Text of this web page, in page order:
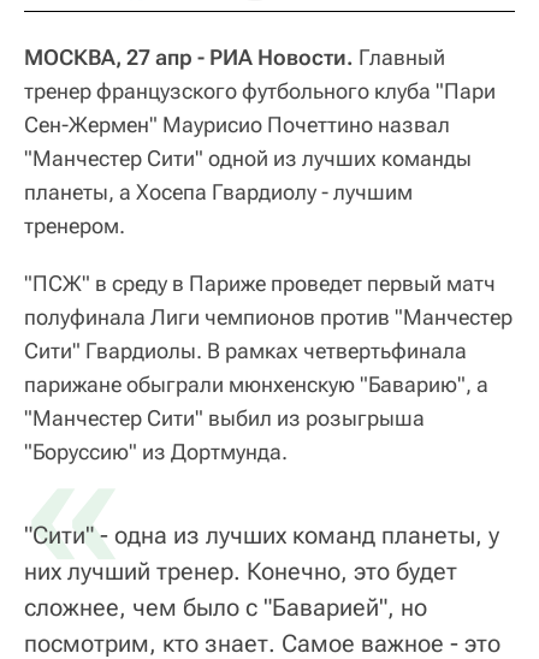
МОСКВА, 27 апр - РИА Новости. Главный
тренер французского футбольного клуба "Пари
Сен-Жермен" Маурисио Почеттино назвал
"Манчестер Сити" одной из лучших команды
планеты, а Хосепа Гвардиолу - лучшим
тренером.
"ПСЖ" в среду в Париже проведет первый матч
полуфинала Лиги чемпионов против "Манчестер
Сити" Гвардиолы. В рамках четвертьфинала
парижане обыграли мюнхенскую "Баварию", а
"Манчестер Сити" выбил из розыгрыша
"Боруссию" из Дортмунда.
«
"Сити" - одна из лучших команд планеты, у
них лучший тренер. Конечно, это будет
сложнее, чем было с "Баварией", но
посмотрим, кто знает. Самое важное - это